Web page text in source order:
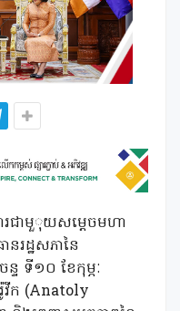
ារជាមួុយសម្ដេចមហា
រដ្ឋសភានៃ
ន្ទ ទី១០ ខែកុម្ភៈ
វីក (Anatoly